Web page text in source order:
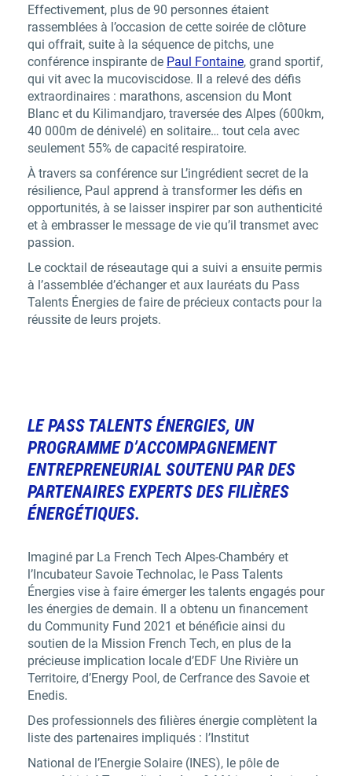
Effectivement, plus de 90 personnes étaient
rassemblées à l’occasion de cette soirée de clôture
qui offrait, suite à la séquence de pitchs, une
conférence inspirante de Paul Fontaine, grand sportif,
qui vit avec la mucoviscidose. Il a relevé des défis
extraordinaires : marathons, ascension du Mont
Blanc et du Kilimandjaro, traversée des Alpes (600km,
40 000m de dénivelé) en solitaire… tout cela avec
seulement 55% de capacité respiratoire.
À travers sa conférence surL’ingrédient secret de la
résilience, Paul apprend à transformer les défis en
opportunités, à se laisser inspirer par son authenticité
et à embrasser le message de vie qu’il transmet avec
passion.
Le cocktail de réseautage qui a suivi a ensuite permis
à l’assemblée d’échanger et aux lauréats du Pass
Talents Énergies de faire de précieux contacts pour la
réussite de leurs projets.
LE PASS TALENTS ÉNERGIES, UN
PROGRAMME D’ACCOMPAGNEMENT
ENTREPRENEURIAL SOUTENU PAR DES
PARTENAIRES EXPERTS DES FILIÈRES
ÉNERGÉTIQUES.
Imaginé par La French Tech Alpes-Chambéry et
l’Incubateur Savoie Technolac, le Pass Talents
Énergies vise à faire émerger les talents engagés pour
les énergies de demain. Il a obtenu un financement
du Community Fund 2021 et bénéficie ainsi du
soutien de la Mission French Tech, en plus de la
précieuse implication locale d’EDF Une Rivière un
Territoire, d’Energy Pool, de Cerfrance des Savoie et
Enedis.
Des professionnels des filières énergie complètent la
liste des partenaires impliqués : l’Institut
National de l’Energie Solaire (INES), le pôle de